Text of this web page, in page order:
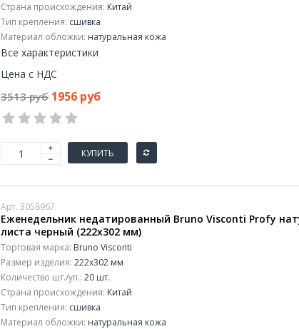
Страна происхождения: Китай
Тип крепления: сшивка
Материал обложки: натуральная кожа
Все характеристики
Цена с НДС
3513 руб 1956 руб
КУПИТЬ
Арт. 3058967
Еженедельник недатированный Bruno Visconti Profy
листа черный (222x302 мм)
Торговая марка: Bruno Visconti
Размер изделия: 222x302 мм
Количество шт./уп.: 20 шт.
Страна происхождения: Китай
Тип крепления: сшивка
Материал обложки: натуральная кожа